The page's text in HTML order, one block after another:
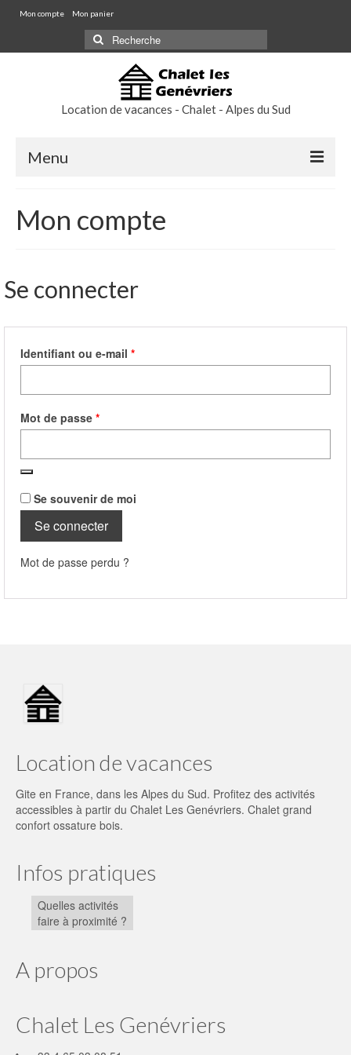
Mon compte Mon panier
Rechercher
:
Location de vacances - Chalet - Alpes du Sud
Menu
LE CHALET
Les équipements
Les services
CONTACT
MON COMPTE
Mon compte
Se connecter
Identifiant ou e-mail *Obligatoire
Mot de passe *Obligatoire
Se souvenir de moi
Se connecter
Mot de passe perdu ?
Location de vacances
Gite en France, dans les Alpes du Sud. Profitez des activités
accessibles à partir du Chalet Les Genévriers. Chalet grand
confort ossature bois.
Infos pratiques
Quelles activités
faire à proximité ?
A propos
Chalet Les Genévriers